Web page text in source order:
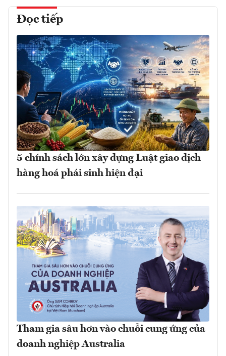
Đọc tiếp
5 chính sách lớn xây dựng Luật giao dịch
hàng hoá phái sinh hiện đại
Tham gia sâu hơn vào chuỗi cung ứng của
doanh nghiệp Australia